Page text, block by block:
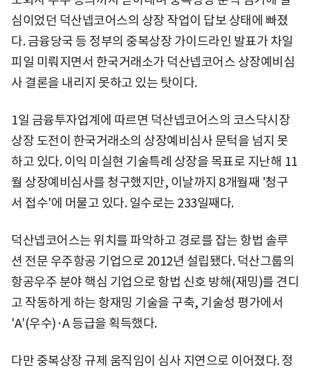
심이었던 덕산넵코어스의 상장 작업이 답보 상태에 빠졌
다. 금융당국 등 정부의 중복상장 가이드라인 발표가 차일
피일 미뤄지면서 한국거래소가 덕산넵코어스 상장예비심
사 결론을 내리지 못하고 있는 탓이다.
1일 금융투자업계에 따르면 덕산넵코어스의 코스닥시장
상장 도전이 한국거래소의 상장예비심사 문턱을 넘지 못
하고 있다. 이익 미실현 기술특례 상장을 목표로 지난해 11
월 상장예비심사를 청구했지만, 이날까지 8개월째 '청구
서 접수'에 머물고 있다. 일수로는 233일째다.
덕산넵코어스는 위치를 파악하고 경로를 잡는 항법 솔루
션 전문 우주항공 기업으로 2012년 설립됐다. 덕산그룹의
항공우주 분야 핵심 기업으로 항법 신호 방해(재밍)를 견디
고 작동하게 하는 항재밍 기술을 구축, 기술성 평가에서
'A'(우수)·A 등급을 획득했다.
다만 중복상장 규제 움직임이 심사 지연으로 이어졌다. 정